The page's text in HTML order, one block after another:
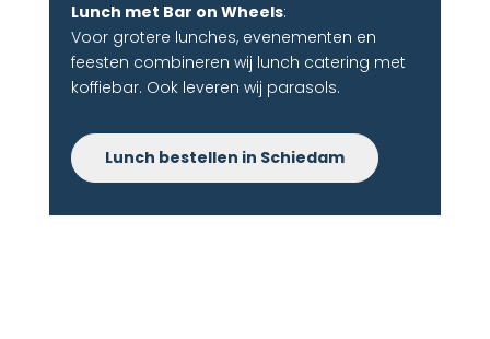
Lunch met Bar on Wheels:
Voor grotere lunches, evenementen en
feesten combineren wij lunch catering met
koffiebar. Ook leveren wij parasols.
Lunch bestellen in Schiedam